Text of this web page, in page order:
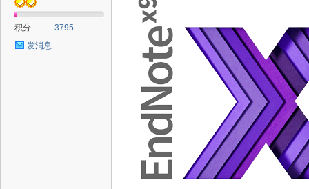
积分
3795
发消息